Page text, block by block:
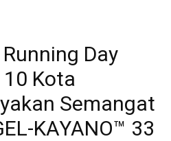
Day
Kota
Semangat
KAYANO™ 33